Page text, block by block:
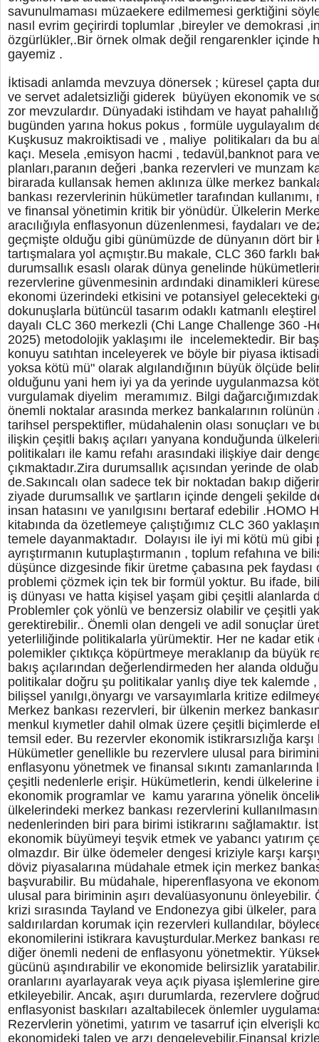
savunulmaması müzaekere edilmemesi gerktiğini
nasıl evrim geçirirdi toplumlar ,bireyler ve demokrasi
özgürlükler,.Bir örnek olmak değil rengarenkler içinde
gayemiz .
İktisadi anlamda mevzuya dönersek ; küresel çapta
ve servet adaletsizliği giderek büyüyen ekonomik ve
zor mevzulardır. Dünyadaki istihdam ve hayat
bugünden yarına hokus pokus , formüle uygulayalım
Kuşkusuz makroiktisadi ve , maliye politikaları da bu
kaçı. Mesela ,emisyon hacmi , tedavül,banknot para
planları,paranın değeri ,banka rezervleri ve munzam
birarada kullansak hemen aklınıza ülke merkez
bankası rezervlerinin hükümetler tarafından
ve finansal yönetimin kritik bir yönüdür. Ülkelerin
aracılığıyla enflasyonun düzenlenmesi, faydaları ve
geçmişte olduğu gibi günümüzde de dünyanın dört bir
tartışmalara yol açmıştır.Bu makale, CLC 360 farklı
durumsallık esaslı olarak dünya genelinde
rezervlerine güvenmesinin ardındaki dinamikleri
ekonomi üzerindeki etkisini ve potansiyel gelecekteki
dokunuşlarla bütüncül tasarım odaklı katmanlı
dayalı CLC 360 merkezli (Chi Lange Challenge 360 -
2025) metodolojik yaklaşımı ile incelemektedir. Bir
konuyu satıhtan inceleyerek ve böyle bir piyasa
yoksa kötü mü" olarak algılandığının büyük ölçüde
olduğunu yani hem iyi ya da yerinde uygulanmazsa
vurgulamak diyelim meramımız. Bilgi
önemli noktalar arasında merkez bankalarının
tarihsel perspektifler, müdahalenin olası sonuçları ve
ilişkin çeşitli bakış açıları yanyana konduğunda
politikaları ile kamu refahı arasındaki ilişkiye dair
çıkmaktadır.Zira durumsallık açısından yerinde de
de.Sakıncalı olan sadece tek bir noktadan bakıp
ziyade durumsallık ve şartların içinde dengeli şekilde
insan hatasını ve yanılgısını bertaraf edebilir .HOMO
kitabında da özetlemeye çalıştığımız CLC 360
temele dayanmaktadır. Dolayısı ile iyi mi kötü mü gibi
ayrıştırmanın kutuplaştırmanın , toplum refahına ve
düşünce dizgesinde fikir üretme çabasına pek faydası
problemi çözmek için tek bir formül yoktur. Bu ifade,
iş dünyası ve hatta kişisel yaşam gibi çeşitli alanlarda
Problemler çok yönlü ve benzersiz olabilir ve çeşitli
gerektirebilir.. Önemli olan dengeli ve adil sonuçlar
yeterliliğinde politikalarla yürümektir. Her ne kadar etik
polemikler çıktıkça köpürtmeye meraklanıp da büyük
bakış açılarından değerlendirmeden her alanda
politikalar doğru şu politikalar yanlış diye tek kalemde
bilişsel yanılgı,önyargı ve varsayımlarla kritize
Merkez bankası rezervleri, bir ülkenin merkez
menkul kıymetler dahil olmak üzere çeşitli biçimlerde
temsil eder. Bu rezervler ekonomik istikrarsızlığa
Hükümetler genellikle bu rezervlere ulusal para
enflasyonu yönetmek ve finansal sıkıntı
çeşitli nedenlerle erişir. Hükümetlerin, kendi ülkelerine
ekonomik programlar ve kamu yararına yönelik
ülkelerindeki merkez bankası rezervlerini
nedenlerinden biri para birimi istikrarını sağlamaktır.
ekonomik büyümeyi teşvik etmek ve yabancı yatırım
olmazdır. Bir ülke ödemeler dengesi kriziyle karşı
döviz piyasalarına müdahale etmek için merkez
başvurabilir. Bu müdahale, hiperenflasyona ve
ulusal para biriminin aşırı devalüasyonunu
krizi sırasında Tayland ve Endonezya gibi ülkeler,
saldırılardan korumak için rezervleri kullandılar,
ekonomilerini istikrara kavuşturdular.Merkez bankası
diğer önemli nedeni de enflasyonu yönetmektir.
gücünü aşındırabilir ve ekonomide belirsizlik
oranlarını ayarlayarak veya açık piyasa işlemlerine
etkileyebilir. Ancak, aşırı durumlarda, rezervlere
enflasyonist baskıları azaltabilecek önlemler
Rezervlerin yönetimi, yatırım ve tasarruf için elverişli
ekonomideki talep ve arzı dengeleyebilir.Finansal